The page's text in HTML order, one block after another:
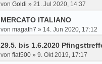
von Goldi » 21. Jul 2020, 14:37
MERCATO ITALIANO
von magath7 » 14. Jun 2020, 17:12
29.5. bis 1.6.2020
von fiat500 » 9. Okt 2019, 17:17